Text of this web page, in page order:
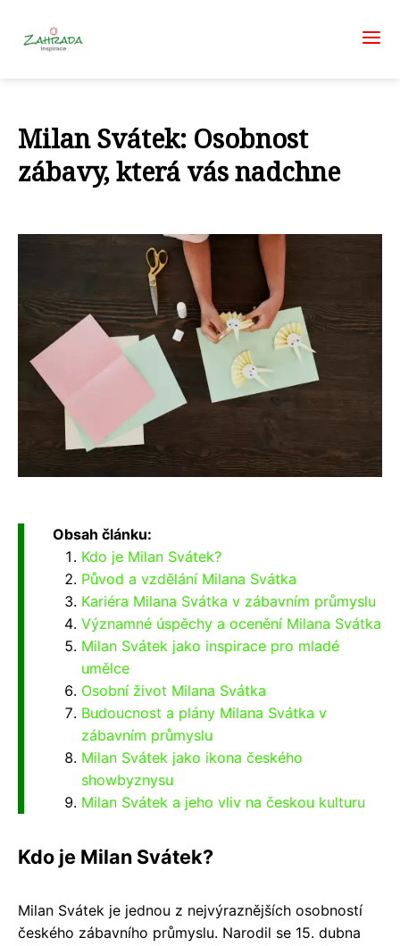
Milan Svátek: Osobnost
zábavy, která vás nadchne
Obsah článku:
Kdo je Milan Svátek?
Původ a vzdělání Milana Svátka
Kariéra Milana Svátka v zábavním průmyslu
Významné úspěchy a ocenění Milana Svátka
Milan Svátek jako inspirace pro mladé
umělce
Osobní život Milana Svátka
Budoucnost a plány Milana Svátka v
zábavním průmyslu
Milan Svátek jako ikona českého
showbyznysu
Milan Svátek a jeho vliv na českou kulturu
Kdo je Milan Svátek?
Milan Svátek je jednou z nejvýraznějších osobností
českého zábavního průmyslu. Narodil se 15. dubna